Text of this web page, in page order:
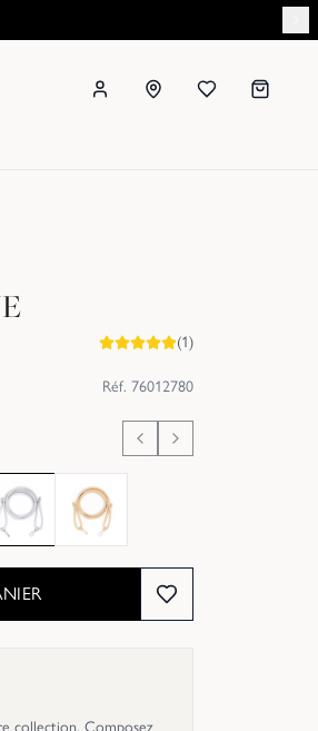
(1)
Réf. 76012780
collection. Composez